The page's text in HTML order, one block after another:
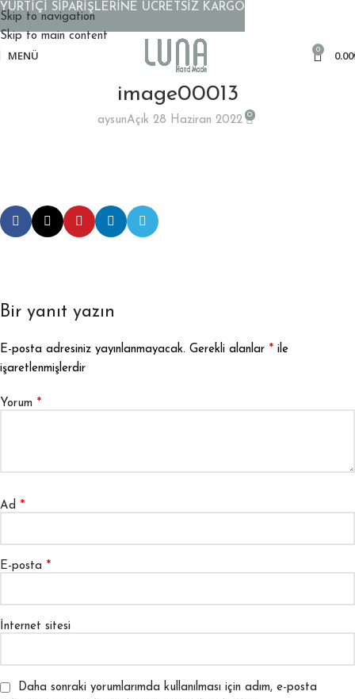
Skip to navigation
Skip to main content
MENÜ 0 0.00
image00013
aysunAçık 28 Haziran 2022 0
Bir yanıt yazın
E-posta adresiniz yayınlanmayacak. Gerekli alanlar * ile
işaretlenmişlerdir
Yorum *
Ad *
E-posta *
İnternet sitesi
Daha sonraki yorumlarımda kullanılması için adım, e-posta
YURTİÇİ SİPARİŞLERİNE ÜCRETSİZ KARGO